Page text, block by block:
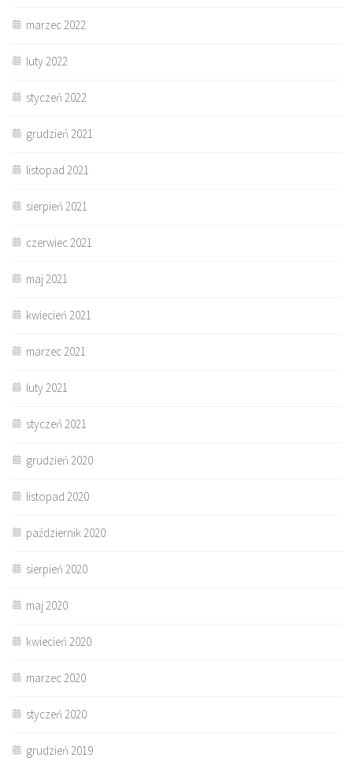
marzec 2022
luty 2022
styczeń 2022
grudzień 2021
listopad 2021
sierpień 2021
czerwiec 2021
maj 2021
kwiecień 2021
marzec 2021
luty 2021
styczeń 2021
grudzień 2020
listopad 2020
październik 2020
sierpień 2020
maj 2020
kwiecień 2020
marzec 2020
styczeń 2020
grudzień 2019